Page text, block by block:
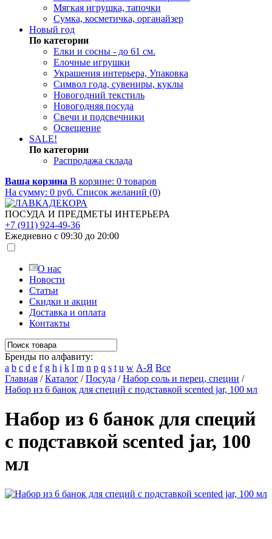
Мягкая игрушка, тапочки
Сумка, косметичка, органайзер
Новый год
По категории
Елки и сосны - до 61 см.
Елочные игрушки
Украшения интерьера, Упаковка
Символ года, сувениры, куклы
Новогодний текстиль
Новогодняя посуда
Свечи и подсвечники
Освещение
SALE!
По категории
Распродажа склада
Ваша корзина В корзине: 0 товаров
На сумму: 0 руб. Список желаний (0)
ПОСУДА И ПРЕДМЕТЫ ИНТЕРЬЕРА
+7 (911) 924-49-36
Ежедневно с 09:30 до 20:00
О нас
Новости
Статьи
Скидки и акции
Доставка и оплата
Контакты
Бренды по алфавиту:
a b c d e f g h i k l m n p q s t u w А-Я Все
Главная /Каталог /Посуда /Набор соль и перец, специи /
Набор из 6 банок для специй с подставкой scented jar, 100 мл
Набор из 6 банок для специй
с подставкой scented jar, 100
мл